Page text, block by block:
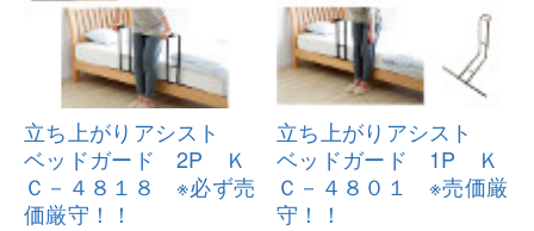
立ち上がりアシスト
ベッドガード 2P Ｋ
Ｃ－４８１８ ※必ず売
価厳守！！
立ち上がりアシスト
ベッドガード 1P Ｋ
Ｃ－４８０１ ※売価厳
守 ！！